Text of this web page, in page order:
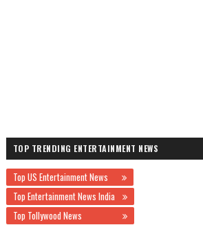
TOP TRENDING ENTERTAINMENT NEWS
Top US Entertainment News
Top Entertainment News India
Top Tollywood News